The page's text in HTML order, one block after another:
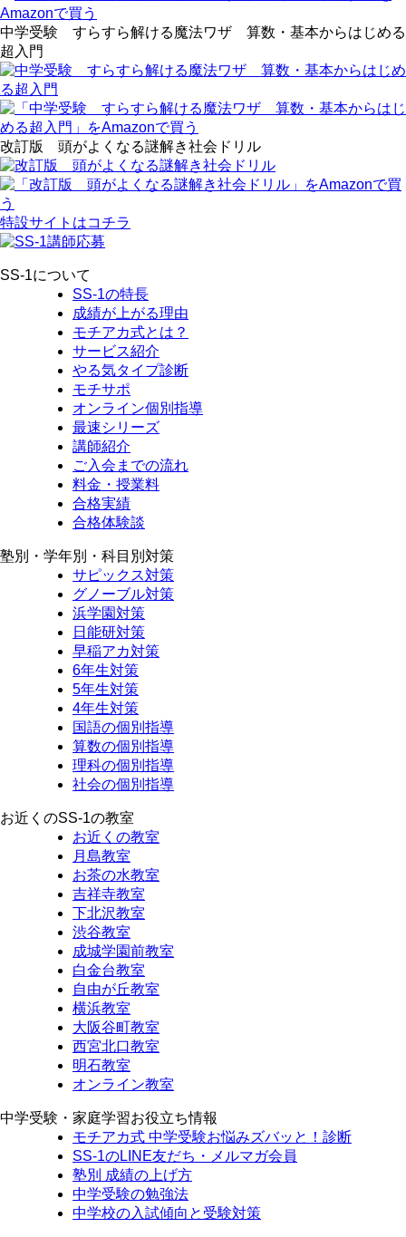
中学受験 すらすら解ける魔法ワザ 算数・基本からはじめる
超入門
改訂版 頭がよくなる謎解き社会ドリル
特設サイトはコチラ
SS-1について
SS-1の特長
成績が上がる理由
モチアカ式とは？
サービス紹介
やる気タイプ診断
モチサポ
オンライン個別指導
最速シリーズ
講師紹介
ご入会までの流れ
料金・授業料
合格実績
合格体験談
塾別・学年別・科目別対策
サピックス対策
グノーブル対策
浜学園対策
日能研対策
早稲アカ対策
6年生対策
5年生対策
4年生対策
国語の個別指導
算数の個別指導
理科の個別指導
社会の個別指導
お近くのSS-1の教室
お近くの教室
月島教室
お茶の水教室
吉祥寺教室
下北沢教室
渋谷教室
成城学園前教室
白金台教室
自由が丘教室
横浜教室
大阪谷町教室
西宮北口教室
明石教室
オンライン教室
中学受験・家庭学習お役立ち情報
モチアカ式 中学受験お悩みズバッと！診断
SS-1のLINE友だち・メルマガ会員
塾別 成績の上げ方
中学受験の勉強法
中学校の入試傾向と受験対策